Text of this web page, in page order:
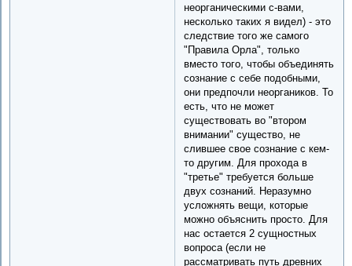
неорганическими с-вами,
несколько таких я видел) - это
следствие того же самого
"Правила Орла", только
вместо того, чтобы объединять
сознание с себе подобными,
они предпочли неоргаников. То
есть, что не может
существовать во "втором
внимании" существо, не
слившее свое сознание с кем-
то другим. Для прохода в
"третье" требуется больше
двух сознаний. Неразумно
усложнять вещи, которые
можно объяснить просто. Для
нас остается 2 сущностных
вопроса (если не
рассматривать путь древних